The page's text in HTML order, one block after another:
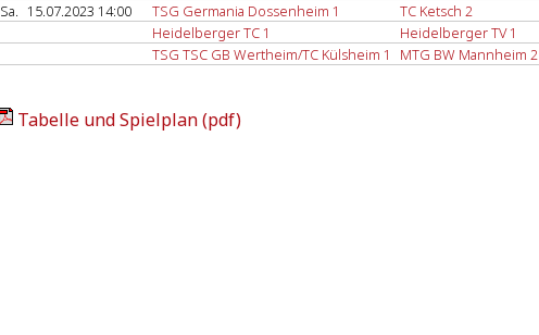
Sa. 15.07.2023 14:00 TSG Germania Dossenheim 1 TC Ketsch 2
Heidelberger TC 1
Heidelberger TV 1
TSG TSC GB Wertheim/TC Külsheim 1
MTG BW Mannheim 2
Tabelle und Spielplan (pdf)